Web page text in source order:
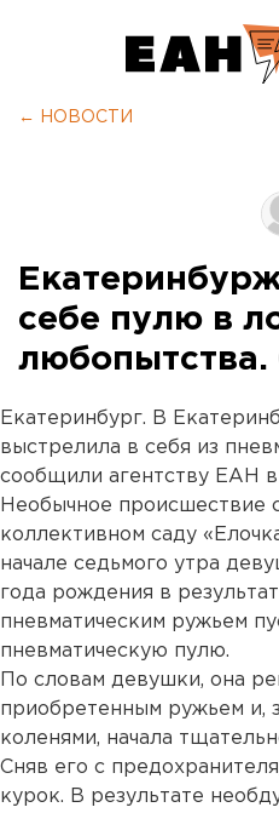
← НОВОСТИ
себе пулю в
Екатеринбург. В
выстрелила в себя из
сообщили агентству ЕАН в
Необычное происшествие
коллективном саду
начале седьмого утра
года рождения в
пневматическим ружьем
пневматическую пулю.
По словам девушки, она
приобретенным ружьем и,
коленями, начала
Сняв его с
курок. В результате